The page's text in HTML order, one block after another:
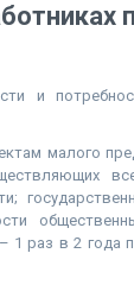
и
малого
1 раз в 2 года